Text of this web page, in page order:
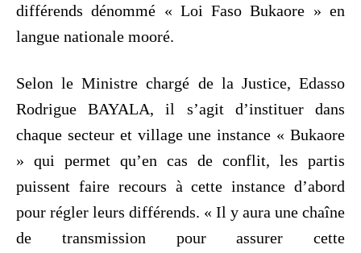
différends dénommé « Loi Faso Bukaore » en
langue nationale mooré.
Selon le Ministre chargé de la Justice, Edasso
Rodrigue BAYALA, il s’agit d’instituer dans
chaque secteur et village une instance « Bukaore
» qui permet qu’en cas de conflit, les partis
puissent faire recours à cette instance d’abord
pour régler leurs différends. « Il y aura une chaîne
de transmission pour assurer cette